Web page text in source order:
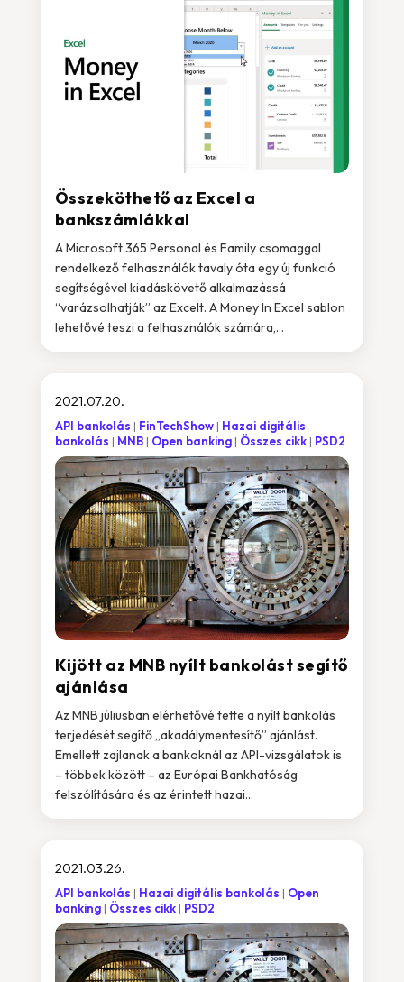
Összeköthető az Excel a
bankszámlákkal
A Microsoft 365 Personal és Family csomaggal
rendelkező felhasználók tavaly óta egy új funkció
segítségével kiadáskövető alkalmazássá
“varázsolhatják” az Excelt. A Money In Excel sablon
lehetővé teszi a felhasználók számára,...
Kijött az MNB nyílt bankolást segítő
ajánlása
2021.07.20.
API bankolás FinTechShow
Hazai digitális
bankolás
MNB Open banking Összes cikk PSD2
Az MNB júliusban elérhetővé tette a nyílt bankolás
terjedését segítő „akadálymentesítő” ajánlást.
Emellett zajlanak a bankoknál az API-vizsgálatok is
– többek között – az Európai Bankhatóság
felszólítására és az érintett hazai...
2021.03.26.
API bankolás Hazai digitális bankolás
Open
banking
Összes cikk PSD2